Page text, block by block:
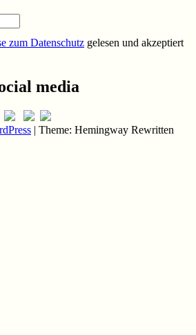
zum Datenschutz gelesen und akzeptiert
media
| Theme: Hemingway Rewritten